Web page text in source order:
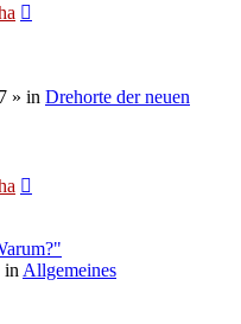
» in Drehorte der neuen
in Allgemeines